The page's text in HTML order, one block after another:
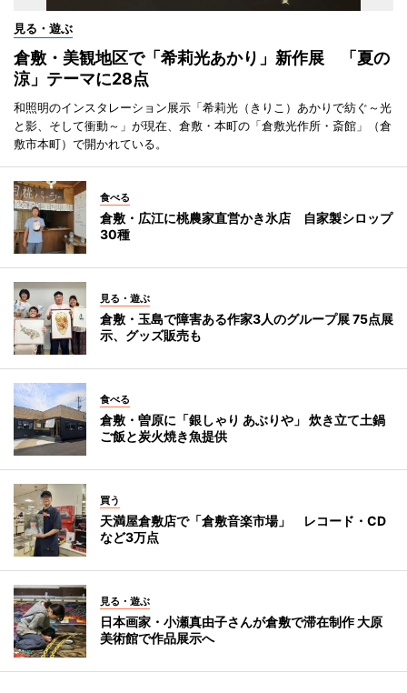
見る・遊ぶ
倉敷・美観地区で「希莉光あかり」新作展 「夏の
涼」テーマに28点
和照明のインスタレーション展示「希莉光（きりこ）あかりで紡ぐ～光
と影、そして衝動～」が現在、倉敷・本町の「倉敷光作所・斎館」（倉
敷市本町）で開かれている。
食べる
倉敷・広江に桃農家直営かき氷店 自家製シロップ
30種
見る・遊ぶ
倉敷・玉島で障害ある作家3人のグループ展 75点展
示、グッズ販売も
食べる
倉敷・曽原に「銀しゃり あぶりや」 炊き立て土鍋
ご飯と炭火焼き魚提供
買う
天満屋倉敷店で「倉敷音楽市場」 レコード・CD
など3万点
見る・遊ぶ
日本画家・小瀬真由子さんが倉敷で滞在制作 大原
美術館で作品展示へ